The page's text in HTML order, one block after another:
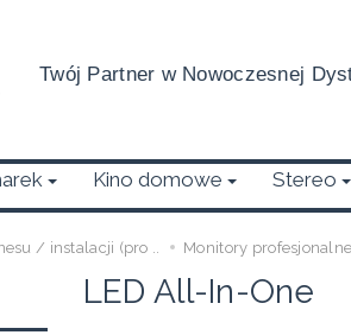
Twój Partner w Nowoczesnej
Kino domowe Stereo
/ instalacji (pro .. Monitory profesjonalne
LED All-In-One